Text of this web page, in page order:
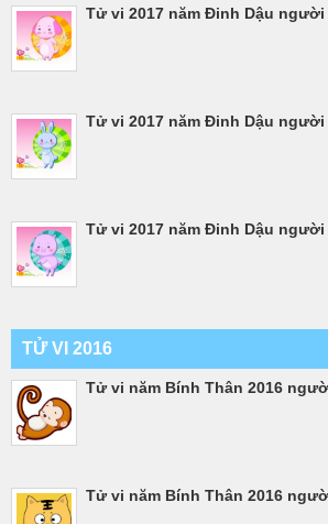
Tử vi 2017 năm Đinh Dậu
Tử vi 2017 năm Đinh Dậu người
Tử vi 2017 năm Đinh Dậu
TỬ VI 2016
Tử vi năm Bính Thân 2016
Tử vi năm Bính Thân 2016